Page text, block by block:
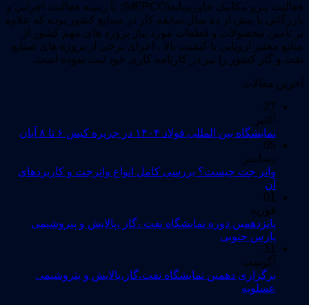
فعالیت پترو مکانیک خاورمیانه(MEPCO): با زمینه فعالیت اجرایی و
بازرگانی با بیش از ده سال سابقه کار در صنایع کشور بوده که علاوه
بر تامین محصولات و قطعات مورد نیاز پروژه های مهم کشور از
منابع معتبر اروپایی با کیفیت بالا ، اجرای برخی از پروژه های صنایع
نفت و گاز کشور را نیز در کارنامه کاری خود ثبت نموده است.
آخرین مقالات
27
اکتبر
نمایشگاه بین المللی فولاد ۱۴۰۴ در جزیره کیش ۶ تا ۸ آبان
05
دسامبر
واتر جت چیست؟ بررسی کامل انواع واترجت و کاربردهای
آن
01
فوریه
پانزدهمین دوره نمایشگاه نفت ،گاز ،پالایش و پتروشیمی
پارس جنوبی
31
آگوست
برگزاری دهمین نمایشگاه نفت،گاز،پالایش و پتروشیمی
عسلویه